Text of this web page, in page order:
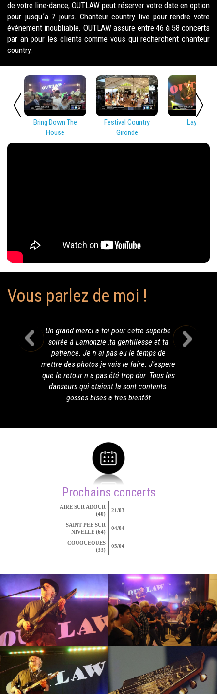
de votre line-dance, OUTLAW peut réserver votre date en option
pour jusqu´a 7 jours. Chanteur country live pour rendre votre
événement inoubliable. OUTLAW assure entre 46 à 58 concerts
par an pour les clients comme vous qui recherchent chanteur
country.
Bring Down The
House
Festival Country
Gironde
Lay Low
Vous parlez de moi !
Un grand merci a toi pour cette superbe
soirée à Lamonzie ,ta gentillesse et ta
patience. Je n ai pas eu le temps de
mettre des photos je vais le faire. J'espere
que le retour n a pas été trop dur. Tous les
danseurs qui etaient la sont contents.
gosses bises a tres bientôt
Prochains concerts
AIRE SUR ADOUR
(40)
21/03
SAINT PEE SUR
NIVELLE (64)
04/04
COUQUEQUES
(33)
05/04